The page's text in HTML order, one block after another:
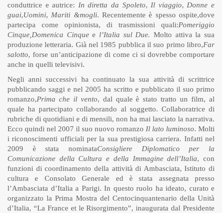
conduttrice e autrice: In diretta da Spoleto, Il viaggio, Donne e
guai,Uomini, Mariti &mogli. Recentemente è spesso ospite,dove
partecipa come opinionista, di trasmissioni quali:Pomeriggio
Cinque,Domenica Cinquee l’Italia sul Due.Molto attiva la sua
produzione letteraria. Già nel 1985 pubblica il suo primo libro,Far
salotto, forse un’anticipazione di come ci si dovrebbe comportare
anche in quelli televisivi.
Negli anni successivi ha continuato la sua attività di scrittrice
pubblicando saggi e nel 2005 ha scritto e pubblicato il suo primo
romanzo,Prima che il vento, dal quale è stato tratto un film, al
quale ha partecipato collaborando al soggetto. Collaboratrice di
rubriche di quotidiani e di mensili, non ha mai lasciato la narrativa.
Ecco quindi nel 2007 il suo nuovo romanzo Il lato luminoso. Molti
i riconoscimenti ufficiali per la sua prestigiosa carriera. Infatti nel
2009 è stata nominataConsigliere Diplomatico per la
Comunicazione della Cultura e della Immagine dell’Italia, con
funzioni di coordinamento della attività di Ambasciata, Istituto di
cultura e Consolato Generale ed è stata assegnata presso
l’Ambasciata d’Italia a Parigi. In questo ruolo ha ideato, curato e
organizzato la Prima Mostra del Centocinquantenario della Unità
d’Italia, “La France et le Risorgimento”, inaugurata dal Presidente